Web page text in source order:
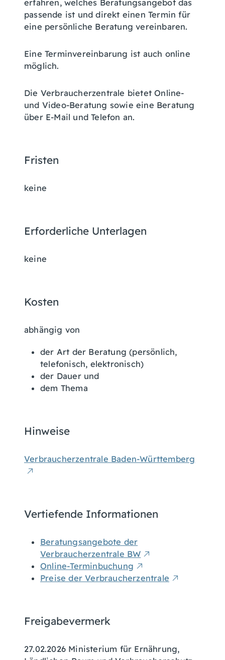
erfahren, welches Beratungsangebot das
passende ist und direkt einen Termin für
eine persönliche Beratung vereinbaren.
Eine Terminvereinbarung ist auch online
möglich.
Die Verbraucherzentrale bietet Online-
und Video-Beratung sowie eine Beratung
über E-Mail und Telefon an.
Fristen
keine
Erforderliche Unterlagen
keine
Kosten
abhängig von
der Art der Beratung (persönlich,
telefonisch, elektronisch)
der Dauer und
dem Thema
Hinweise
Verbraucherzentrale Baden-Württemberg
Vertiefende Informationen
Beratungsangebote der
Verbraucherzentrale BW
Online-Terminbuchung
Preise der Verbraucherzentrale
Freigabevermerk
27.02.2026 Ministerium für Ernährung,